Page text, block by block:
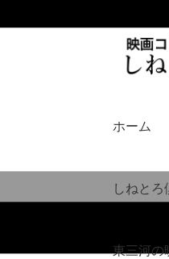
シ
へ
ス
ッ
ツ
キ
ッ
ホーム
しねとろ
東三河の